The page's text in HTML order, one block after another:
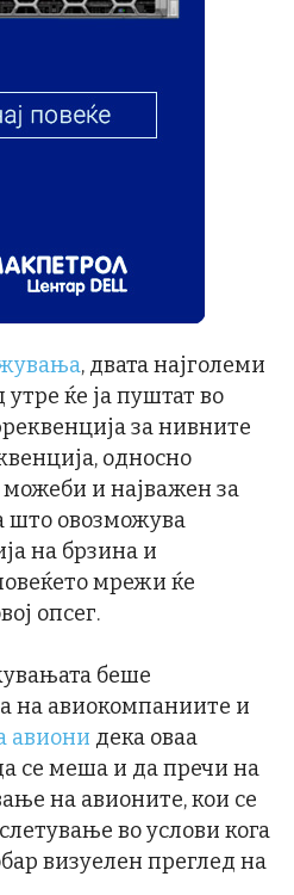
, двата најголеми
ќе ја пуштат во
за нивните
односно
и најважен за
што овозможува
на брзина и
мрежи ќе
опсег.
беше
на авиокомпаниите и
авиони дека оваа
се меша и да пречи на
на авионите, кои се
во услови кога
визуелен преглед на